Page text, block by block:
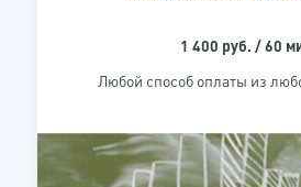
1 400 руб. / 60
Любой способ оплаты из